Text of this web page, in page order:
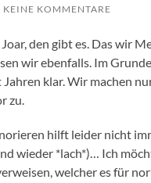
KEINE KOMMENTARE
den gibt es. Das wir
wir ebenfalls. Im
klar. Wir machen
zu.
hilft leider nicht
wieder *lach*)… Ich
welcher es für